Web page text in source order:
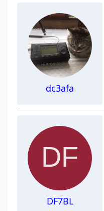
dc3afa
DF7BL